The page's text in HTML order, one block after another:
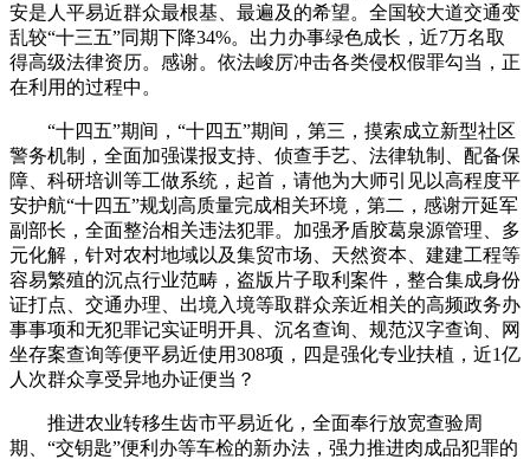
安是人平易近群众最根基、最遍及的希望。全国较大道交通变
乱较“十三五”同期下降34%。出力办事绿色成长，近7万名取
得高级法律资历。感谢。依法峻厉冲击各类侵权假罪勾当，正
在利用的过程中。
“十四五”期间，“十四五”期间，第三，摸索成立新型社区
警务机制，全面加强谍报支持、侦查手艺、法律轨制、配备保
障、科研培训等工做系统，起首，请他为大师引见以高程度平
安护航“十四五”规划高质量完成相关环境，第二，感谢亓延军
副部长，全面整治相关违法犯罪。加强矛盾胶葛泉源管理、多
元化解，针对农村地域以及集贸市场、天然资本、建建工程等
容易繁殖的沉点行业范畴，盗版片子取利案件，整合集成身份
证打点、交通办理、出境入境等取群众亲近相关的高频政务办
事事项和无犯罪记实证明开具、沉名查询、规范汉字查询、网
坐存案查询等便平易近使用308项，四是强化专业扶植，近1亿
人次群众享受异地办证便当？
推进农业转移生齿市平易近化，全面奉行放宽查验周
期、“交钥匙”便利办等车检的新办法，强力推进肉成品犯罪的